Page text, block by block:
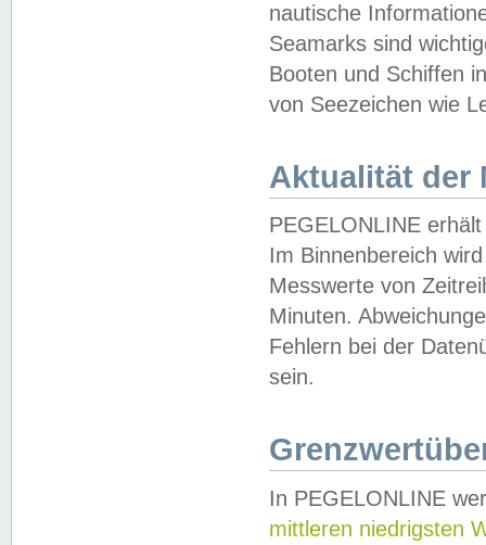
nautische
Seamarks sind
Booten und Schiffen
von Seezeichen wie
Aktualität der
PEGELONLINE
Im Binnenbereich
Messwerte von
Minuten.
Fehlern bei der
sein.
In PEGELONLINE
mittleren niedrigsten